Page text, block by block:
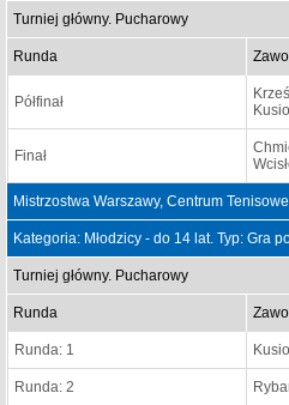
Turniej główny. Pucharowy
Runda
Półfinał
Finał
Mistrzostwa Warszawy, Centrum
Kategoria: Młodzicy - do 14 lat. Typ: Gra
Turniej główny. Pucharowy
Runda
Runda: 1
Runda: 2